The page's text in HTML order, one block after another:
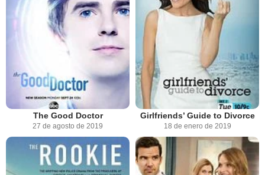
The Good Doctor
27 de agosto de 2019
Girlfriends’ Guide to Divorce
18 de enero de 2019